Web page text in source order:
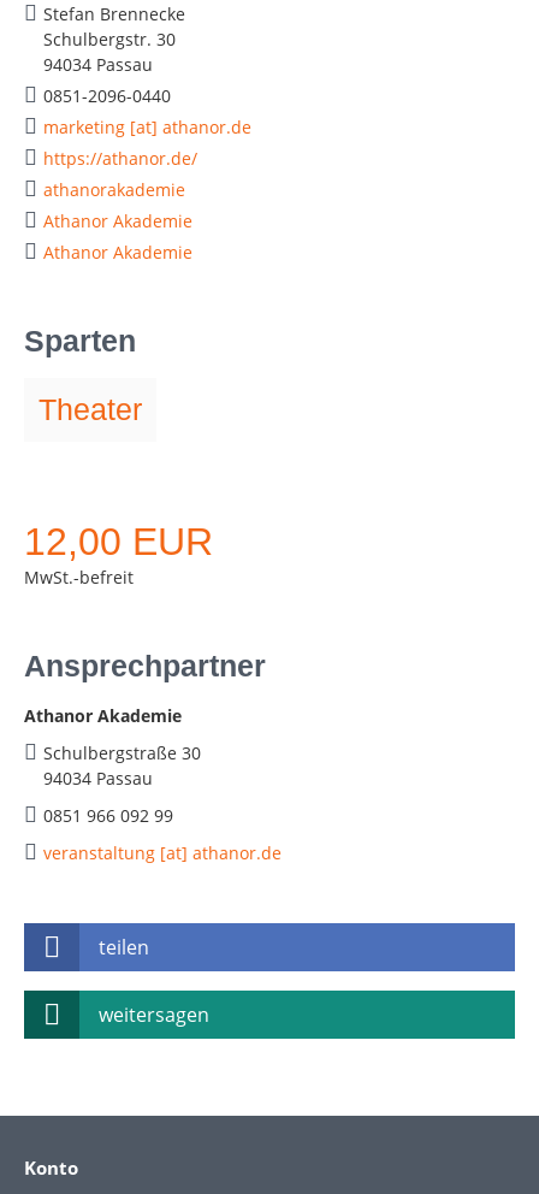
Stefan Brennecke
Schulbergstr. 30
94034 Passau
0851-2096-0440
marketing [at] athanor.de
https://athanor.de/
athanorakademie
Athanor Akademie
Athanor Akademie
Sparten
Theater
12,00 EUR
MwSt.-befreit
Ansprechpartner
Athanor Akademie
Schulbergstraße 30
94034 Passau
0851 966 092 99
veranstaltung [at] athanor.de
teilen
weitersagen
Konto